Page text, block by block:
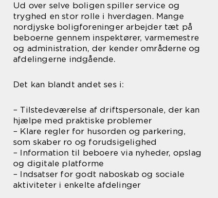
Ud over selve boligen spiller service og
tryghed en stor rolle i hverdagen. Mange
nordjyske boligforeninger arbejder tæt på
beboerne gennem inspektører, varmemestre
og administration, der kender områderne og
afdelingerne indgående.
Det kan blandt andet ses i:
– Tilstedeværelse af driftspersonale, der kan
hjælpe med praktiske problemer
– Klare regler for husorden og parkering,
som skaber ro og forudsigelighed
– Information til beboere via nyheder, opslag
og digitale platforme
– Indsatser for godt naboskab og sociale
aktiviteter i enkelte afdelinger